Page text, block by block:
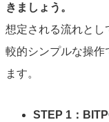
きましょう。
想定される流れとし
較的シンプルな操
ます。
STEP 1：